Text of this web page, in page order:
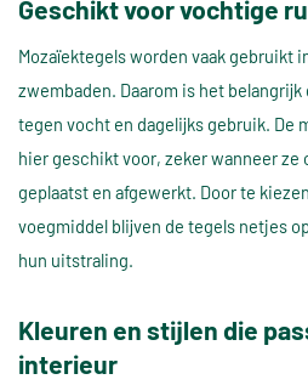
Geschikt voor vochtige
Mozaïektegels worden vaak gebruikt
zwembaden. Daarom is het
tegen vocht en dagelijks gebruik. De
hier geschikt voor, zeker wanneer ze
geplaatst en afgewerkt. Door te
voegmiddel blijven de tegels netjes
hun uitstraling.
Kleuren en stijlen die
interieur